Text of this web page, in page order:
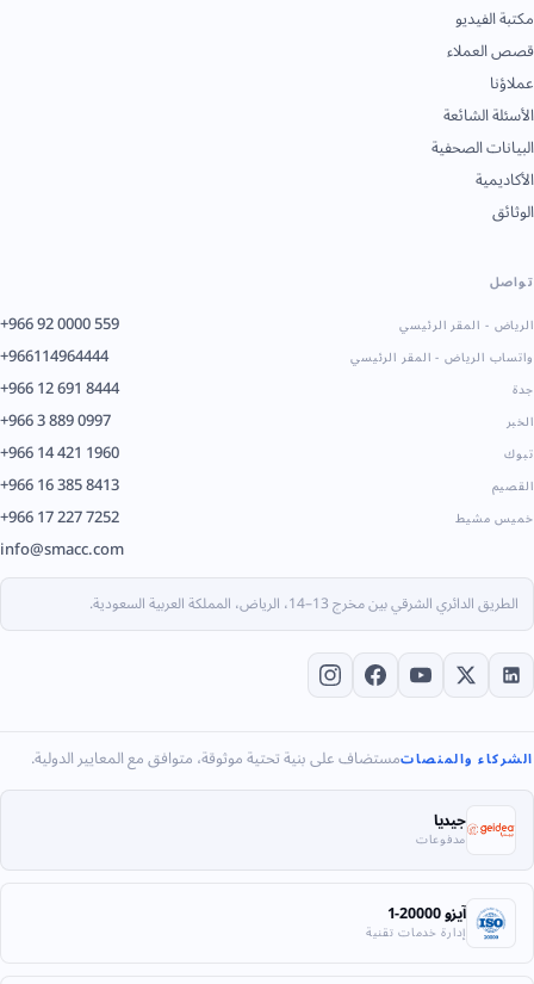
مكتبة الفيديو
قصص العملاء
عملاؤنا
الأسئلة الشائعة
البيانات الصحفية
الأكاديمية
الوثائق
تواصل
+966 92 0000 559 الرياض - المقر الرئيسي
+966114964444 واتساب الرياض - المقر الرئيسي
+966 12 691 8444 جدة
+966 3 889 0997 الخبر
+966 14 421 1960 تبوك
+966 16 385 8413 القصيم
+966 17 227 7252 خميس مشيط
info@smacc.com
الطريق الدائري الشرقي بين مخرج 13–14، الرياض، المملكة العربية السعودية.
الشركاء والمنصاتمستضاف على بنية تحتية موثوقة، متوافق مع المعايير الدولية.
جيديا
مدفوعات
آيزو 20000-1
إدارة خدمات تقنية